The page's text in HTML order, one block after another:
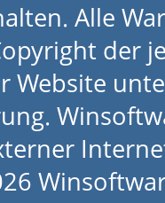
Alle
der
Website